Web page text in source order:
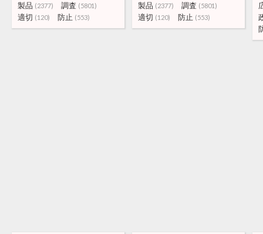
製品 (2377) 調査 (5801)
適切 (120) 防止 (553)
製品 (2377) 調査 (5801)
適切 (120) 防止 (553)